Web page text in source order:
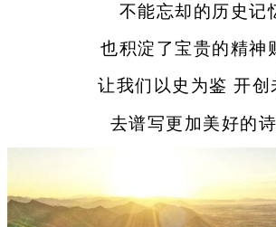
不能忘却的历史记
也积淀了宝贵的精神
让我们以史为鉴 开创
去谱写更加美好的